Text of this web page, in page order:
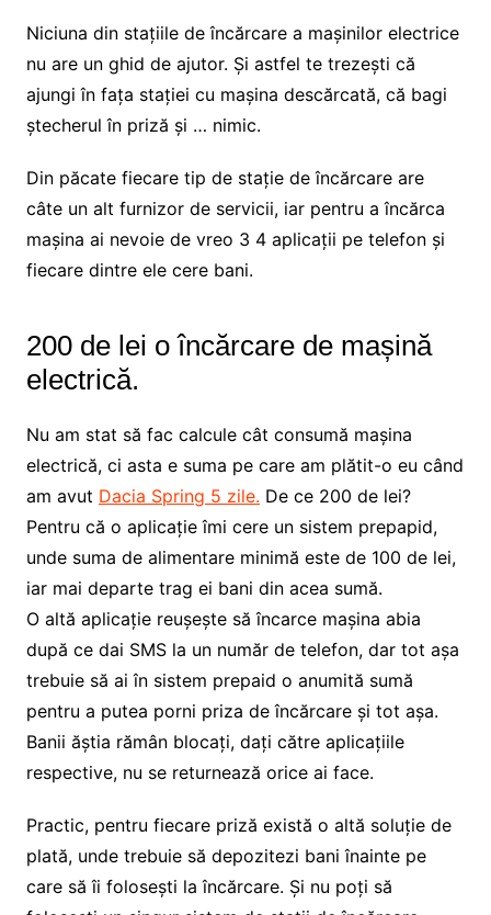
Niciuna din stațiile de încărcare a mașinilor electrice
nu are un ghid de ajutor. Și astfel te trezești că
ajungi în fața stației cu mașina descărcată, că bagi
ștecherul în priză și … nimic.
Din păcate fiecare tip de stație de încărcare are
câte un alt furnizor de servicii, iar pentru a încărca
mașina ai nevoie de vreo 3 4 aplicații pe telefon și
fiecare dintre ele cere bani.
200 de lei o încărcare de mașină
electrică.
Nu am stat să fac calcule cât consumă mașina
electrică, ci asta e suma pe care am plătit-o eu când
am avut Dacia Spring 5 zile. De ce 200 de lei?
Pentru că o aplicație îmi cere un sistem prepapid,
unde suma de alimentare minimă este de 100 de lei,
iar mai departe trag ei bani din acea sumă.
O altă aplicație reușește să încarce mașina abia
după ce dai SMS la un număr de telefon, dar tot așa
trebuie să ai în sistem prepaid o anumită sumă
pentru a putea porni priza de încărcare și tot așa.
Banii ăștia rămân blocați, dați către aplicațiile
respective, nu se returnează orice ai face.
Practic, pentru fiecare priză există o altă soluție de
plată, unde trebuie să depozitezi bani înainte pe
care să îi folosești la încărcare. Și nu poți să